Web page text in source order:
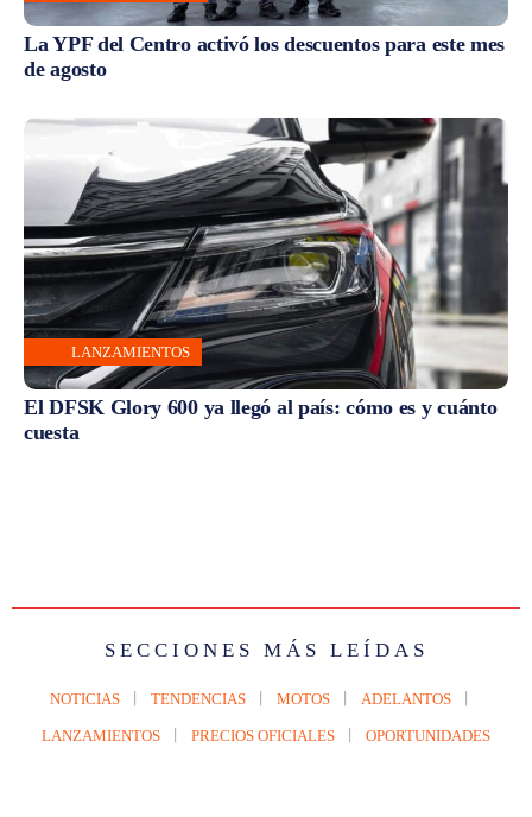
La YPF del Centro activó los descuentos para este mes
de agosto
LANZAMIENTOS
El DFSK Glory 600 ya llegó al país: cómo es y cuánto
cuesta
SECCIONES MÁS LEÍDAS
NOTICIAS TENDENCIAS MOTOS ADELANTOS
LANZAMIENTOS PRECIOS OFICIALES OPORTUNIDADES